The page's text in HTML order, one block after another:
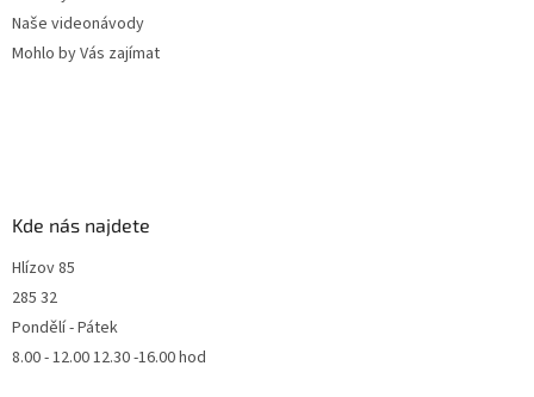
Naše videonávody
Mohlo by Vás zajímat
Kde nás najdete
Hlízov 85
285 32
Pondělí - Pátek
8.00 - 12.00 12.30 -16.00 hod